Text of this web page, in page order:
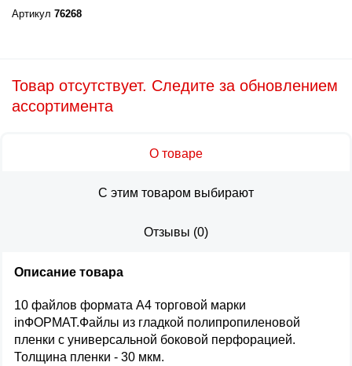
Артикул 76268
Товар отсутствует. Следите за обновлением
ассортимента
О товаре
С этим товаром выбирают
Отзывы (0)
Описание товара
10 файлов формата А4 торговой марки
inФОРМАТ.Файлы из гладкой полипропиленовой
пленки с универсальной боковой перфорацией.
Толщина пленки - 30 мкм.